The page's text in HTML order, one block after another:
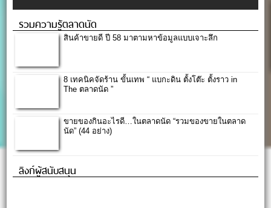
รวมความรู้ตลาดนัด
สินค้าขายดี ปี 58 มาตามหาข้อมูลแบบเจาะลึก
8 เทคนิคจัดร้าน ขั้นเทพ “ แบกะดิน ตั้งโต๊ะ ตั้งราว in
The ตลาดนัด ”
ขายของกินอะไรดี…ในตลาดนัด “รวมของขายในตลาด
นัด” (44 อย่าง)
ลิงก์ผู้สนับสนุน